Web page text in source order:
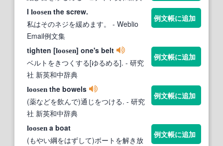
I loosen the screw.
私はそのネジを緩めます。
- Weblio
Email例文集
例文帳に追加
tighten [loosen] one's belt
ベルトをきつくする[ゆるめる]. - 研究
社 新英和中辞典
例文帳に追加
loosen the bowels
(薬などを飲んで)通じをつける. - 研究
社 新英和中辞典
例文帳に追加
loosen a boat
(もやい綱をはずして)ボートを解き放
例文帳に追加